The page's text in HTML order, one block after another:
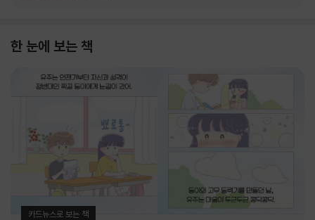
한 눈에 보는 책
카드뉴스로 보는 책